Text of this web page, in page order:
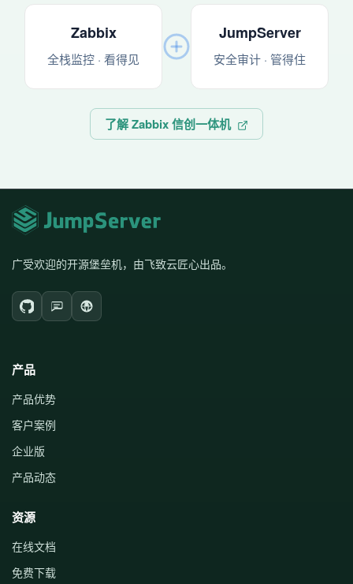
Zabbix
全栈监控 · 看得见
JumpServer
安全审计 · 管得住
了解 Zabbix 信创一体机
广受欢迎的开源堡垒机，由飞致云匠心出品。
产品
产品优势
客户案例
企业版
产品动态
资源
在线文档
免费下载